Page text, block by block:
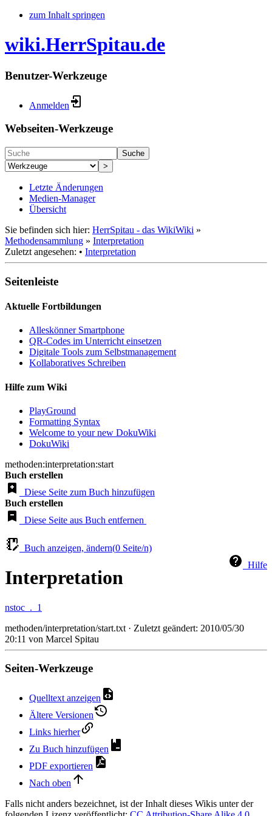
zum Inhalt springen
wiki.HerrSpitau.de
Benutzer-Werkzeuge
Anmelden
Webseiten-Werkzeuge
Suche
>
Letzte Änderungen
Medien-Manager
Übersicht
Sie befinden sich hier: HerrSpitau - das WikiWiki »
Methodensammlung » Interpretation
Zuletzt angesehen: • Interpretation
Seitenleiste
Aktuelle Fortbildungen
Alleskönner Smartphone
QR-Codes im Unterricht einsetzen
Digitale Tools zum Selbstmanagement
Kollaboratives Schreiben
Hilfe zum Wiki
PlayGround
Formatting Syntax
Welcome to your new DokuWiki
DokuWiki
methoden:interpretation:start
Buch erstellen
Diese Seite zum Buch hinzufügen
Buch erstellen
Diese Seite aus Buch entfernen
Buch anzeigen, ändern(0 Seite/n)
Hilfe
Interpretation
nstoc_._1
methoden/interpretation/start.txt · Zuletzt geändert: 2010/05/30
20:11 von Marcel Spitau
Seiten-Werkzeuge
Quelltext anzeigen
Ältere Versionen
Links hierher
Zu Buch hinzufügen
PDF exportieren
Nach oben
Falls nicht anders bezeichnet, ist der Inhalt dieses Wikis unter der